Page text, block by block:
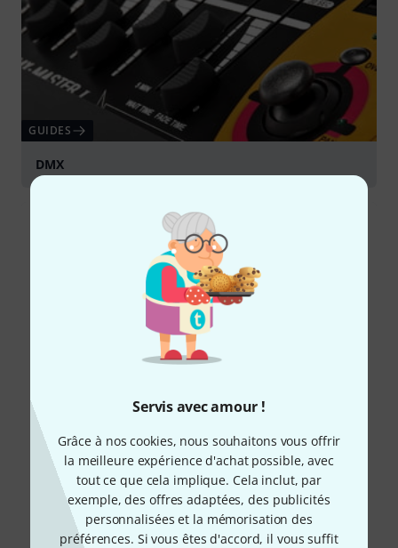
Servis avec amour !
Grâce à nos cookies, nous souhaitons vous offrir
la meilleure expérience d'achat possible, avec
tout ce que cela implique. Cela inclut, par
exemple, des offres adaptées, des publicités
personnalisées et la mémorisation des
préférences. Si vous êtes d'accord, il vous suffit
GUIDES
DMX